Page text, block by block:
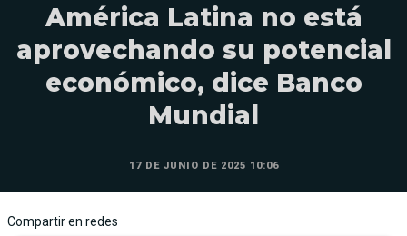
América Latina no está
aprovechando su potencial
económico, dice Banco
Mundial
17 DE JUNIO DE 2025 10:06
Compartir en redes